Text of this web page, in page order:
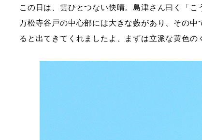
この日は、雲ひとつない快晴。島津さん曰く「
万松寺谷戸の中心部には大きな藪があり、その
ると出てきてくれましたよ、まずは立派な黄色の